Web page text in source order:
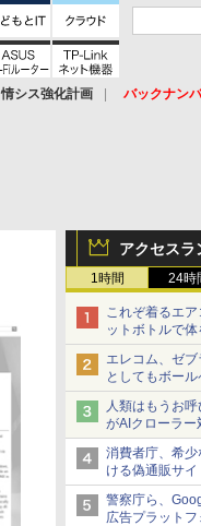
情シス強化計画
バックナン
アクセスラ
1時間 24時
これぞ着るエ
ットボトルで
ードバイクに
ど！その14】
エレコム、ゼ
としてもボー
スツーウェイ
えずに書き込め
人類はもうお
がAIクローラー
まWatch】
消費者庁、希
ける偽通販サ
イン名を公表
警察庁ら、
広告プラット